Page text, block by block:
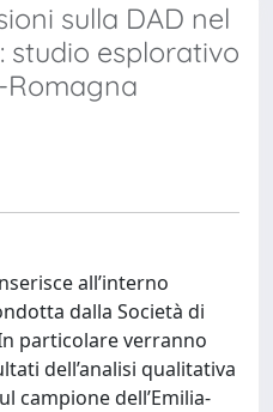
sulla DAD nel
studio esplorativo
Romagna
all’interno
dalla Società di
particolare verranno
dell’analisi qualitativa
campione dell’Emilia-